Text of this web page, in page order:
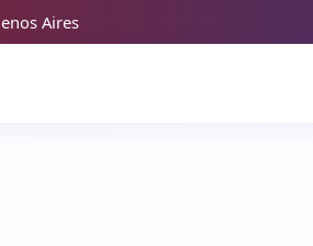
Aires